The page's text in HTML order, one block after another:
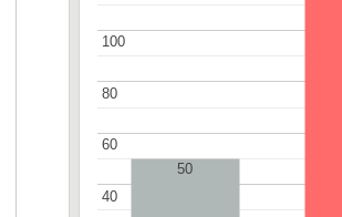
40
40
60
60
80
80
100
100
50